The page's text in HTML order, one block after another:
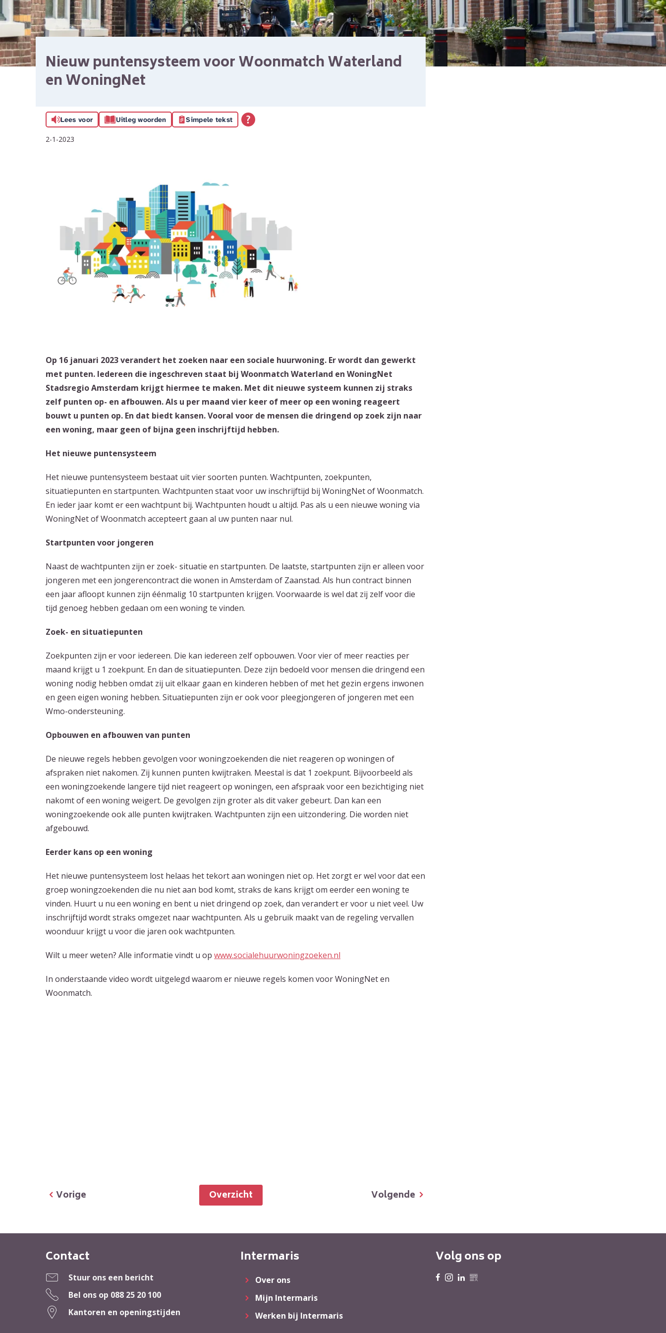
Nieuw puntensysteem voor Woonmatch Waterland
en WoningNet
Lees voor Uitleg woorden Simpele tekst
2-1-2023
Op 16 januari 2023 verandert het zoeken naar een sociale huurwoning. Er wordt dan gewerkt
met punten. Iedereen die ingeschreven staat bij Woonmatch Waterland en WoningNet
Stadsregio Amsterdam krijgt hiermee te maken. Met dit nieuwe systeem kunnen zij straks
zelf punten op- en afbouwen. Als u per maand vier keer of meer op een woning reageert
bouwt u punten op. En dat biedt kansen. Vooral voor de mensen die dringend op zoek zijn naar
een woning, maar geen of bijna geen inschrijftijd hebben.
Het nieuwe puntensysteem
Het nieuwe puntensysteem bestaat uit vier soorten punten. Wachtpunten, zoekpunten,
situatiepunten en startpunten. Wachtpunten staat voor uw inschrijftijd bij WoningNet of Woonmatch.
En ieder jaar komt er een wachtpunt bij. Wachtpunten houdt u altijd. Pas als u een nieuwe woning via
WoningNet of Woonmatch accepteert gaan al uw punten naar nul.
Startpunten voor jongeren
Naast de wachtpunten zijn er zoek- situatie en startpunten. De laatste, startpunten zijn er alleen voor
jongeren met een jongerencontract die wonen in Amsterdam of Zaanstad. Als hun contract binnen
een jaar afloopt kunnen zijn éénmalig 10 startpunten krijgen. Voorwaarde is wel dat zij zelf voor die
tijd genoeg hebben gedaan om een woning te vinden.
Zoek- en situatiepunten
Zoekpunten zijn er voor iedereen. Die kan iedereen zelf opbouwen. Voor vier of meer reacties per
maand krijgt u 1 zoekpunt. En dan de situatiepunten. Deze zijn bedoeld voor mensen die dringend een
woning nodig hebben omdat zij uit elkaar gaan en kinderen hebben of met het gezin ergens inwonen
en geen eigen woning hebben. Situatiepunten zijn er ook voor pleegjongeren of jongeren met een
Wmo-ondersteuning.
Opbouwen en afbouwen van punten
De nieuwe regels hebben gevolgen voor woningzoekenden die niet reageren op woningen of
afspraken niet nakomen. Zij kunnen punten kwijtraken. Meestal is dat 1 zoekpunt. Bijvoorbeeld als
een woningzoekende langere tijd niet reageert op woningen, een afspraak voor een bezichtiging niet
nakomt of een woning weigert. De gevolgen zijn groter als dit vaker gebeurt. Dan kan een
woningzoekende ook alle punten kwijtraken. Wachtpunten zijn een uitzondering. Die worden niet
afgebouwd.
Eerder kans op een woning
Het nieuwe puntensysteem lost helaas het tekort aan woningen niet op. Het zorgt er wel voor dat een
groep woningzoekenden die nu niet aan bod komt, straks de kans krijgt om eerder een woning te
vinden. Huurt u nu een woning en bent u niet dringend op zoek, dan verandert er voor u niet veel. Uw
inschrijftijd wordt straks omgezet naar wachtpunten. Als u gebruik maakt van de regeling vervallen
woonduur krijgt u voor die jaren ook wachtpunten.
Wilt u meer weten? Alle informatie vindt u op www.socialehuurwoningzoeken.nl
In onderstaande video wordt uitgelegd waarom er nieuwe regels komen voor WoningNet en
Woonmatch.
Volgende
Overzicht
Vorige
Contactinformatie
Contact
Stuur ons een bericht
Bel ons op 088 25 20 100
Kantoren en openingstijden
Intermaris
Over ons
Mijn Intermaris
Werken bij Intermaris
Volg ons op